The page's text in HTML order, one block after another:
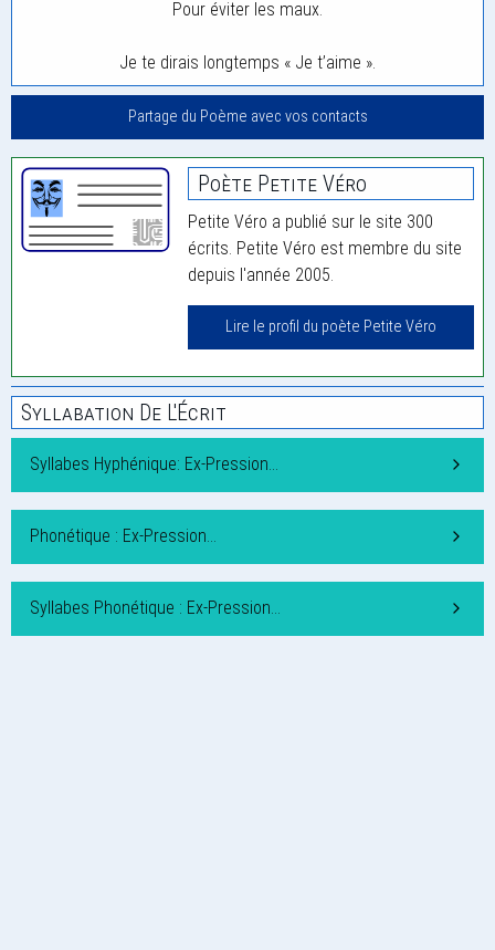
Pour éviter les maux.
Je te dirais longtemps « Je t’aime ».
Partage du Poème avec vos contacts
Poète Petite Véro
Petite Véro a publié sur le site 300
écrits. Petite Véro est membre du site
depuis l'année 2005.
Lire le profil du poète Petite Véro
Syllabation De L'Écrit
Syllabes Hyphénique: Ex-Pression…
Phonétique : Ex-Pression…
Syllabes Phonétique : Ex-Pression…